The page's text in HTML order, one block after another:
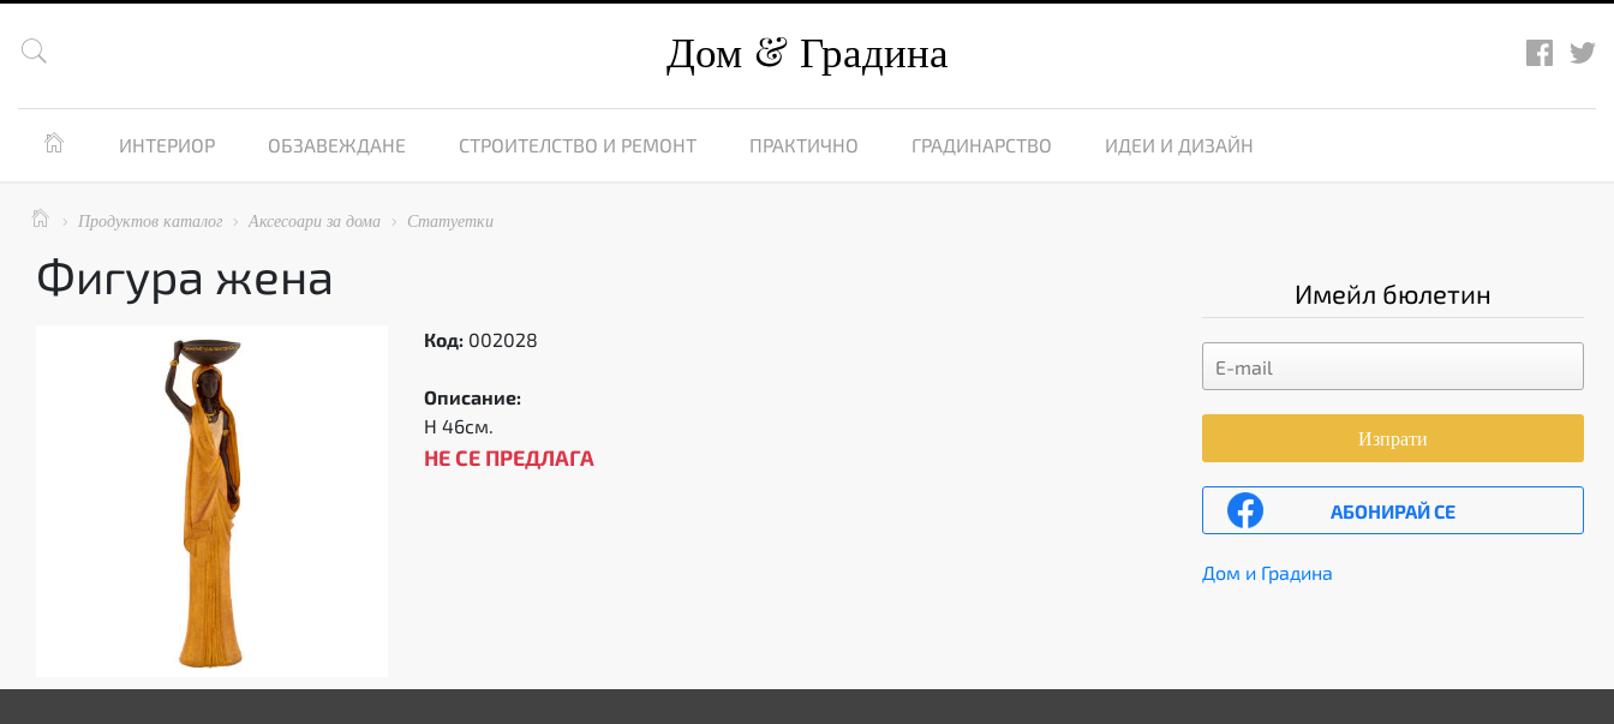
 Дом Градина
 ИНТЕРИОР ОБЗАВЕЖДАНЕ СТРОИТЕЛСТВО И РЕМОНТ ПРАКТИЧНО ГРАДИНАРСТВО ИДЕИ И ДИЗАЙН
  Продуктов каталог  Аксесоари за дома  Статуетки
Фигура жена
Код: 002028
Описание:
H 46см.
НЕ СЕ ПРЕДЛАГА
Имейл бюлетин
Изпрати
АБОНИРАЙ СЕ
Дом и Градина